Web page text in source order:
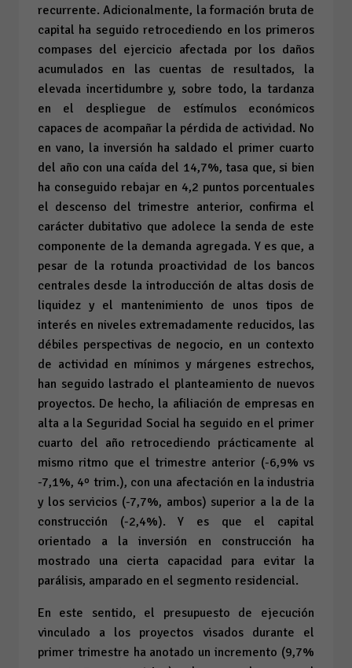
recurrente. Adicionalmente, la formación bruta de
capital ha seguido retrocediendo en los primeros
compases del ejercicio afectada por los daños
acumulados en las cuentas de resultados, la
elevada incertidumbre y, sobre todo, la tardanza
en el despliegue de estímulos económicos
capaces de acompañar la pérdida de actividad. No
en vano, la inversión ha saldado el primer cuarto
del año con una caída del 14,7%, tasa que, si bien
ha conseguido rebajar en 4,2 puntos porcentuales
el descenso del trimestre anterior, confirma el
carácter dubitativo que adolece la senda de este
componente de la demanda agregada. Y es que, a
pesar de la rotunda proactividad de los bancos
centrales desde la introducción de altas dosis de
liquidez y el mantenimiento de unos tipos de
interés en niveles extremadamente reducidos, las
débiles perspectivas de negocio, en un contexto
de actividad en mínimos y márgenes estrechos,
han seguido lastrado el planteamiento de nuevos
proyectos. De hecho, la afiliación de empresas en
alta a la Seguridad Social ha seguido en el primer
cuarto del año retrocediendo prácticamente al
mismo ritmo que el trimestre anterior (-6,9% vs
-7,1%, 4º trim.), con una afectación en la industria
y los servicios (-7,7%, ambos) superior a la de la
construcción (-2,4%). Y es que el capital
orientado a la inversión en construcción ha
mostrado una cierta capacidad para evitar la
parálisis, amparado en el segmento residencial.
En este sentido, el presupuesto de ejecución
vinculado a los proyectos visados durante el
primer trimestre ha anotado un incremento (9,7%